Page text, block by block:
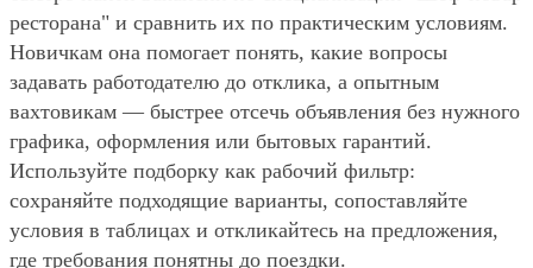
ресторана" и сравнить их по практическим условиям.
Новичкам она помогает понять, какие вопросы
задавать работодателю до отклика, а опытным
вахтовикам — быстрее отсечь объявления без нужного
графика, оформления или бытовых гарантий.
Используйте подборку как рабочий фильтр:
сохраняйте подходящие варианты, сопоставляйте
условия в таблицах и откликайтесь на предложения,
где требования понятны до поездки.